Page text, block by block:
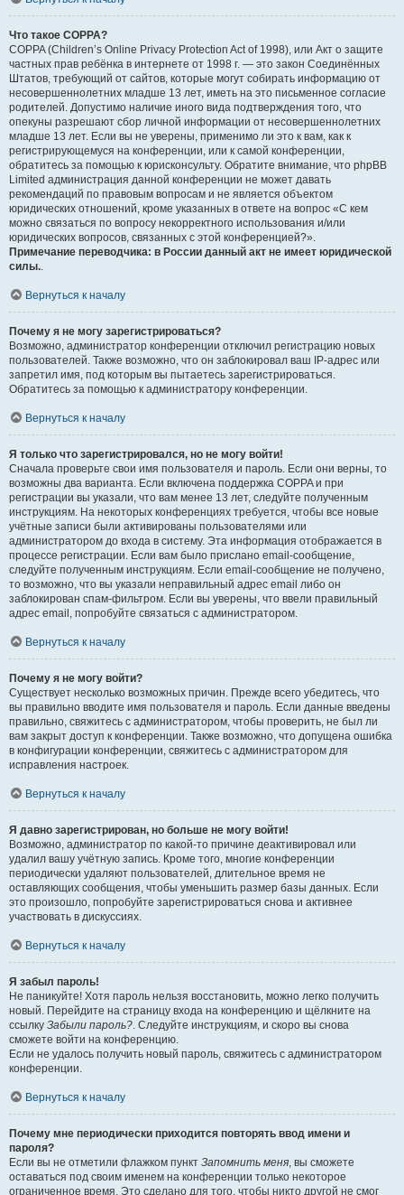
Что такое COPPA?
COPPA (Children’s Online Privacy Protection Act of 1998), или Акт о защите
частных прав ребёнка в интернете от 1998 г. — это закон Соединённых
Штатов, требующий от сайтов, которые могут собирать информацию от
несовершеннолетних младше 13 лет, иметь на это письменное согласие
родителей. Допустимо наличие иного вида подтверждения того, что
опекуны разрешают сбор личной информации от несовершеннолетних
младше 13 лет. Если вы не уверены, применимо ли это к вам, как к
регистрирующемуся на конференции, или к самой конференции,
обратитесь за помощью к юрисконсульту. Обратите внимание, что phpBB
Limited администрация данной конференции не может давать
рекомендаций по правовым вопросам и не является объектом
юридических отношений, кроме указанных в ответе на вопрос «С кем
можно связаться по вопросу некорректного использования и/или
юридических вопросов, связанных с этой конференцией?».
Примечание переводчика: в России данный акт не имеет юридической
силы..
Вернуться к началу
Почему я не могу зарегистрироваться?
Возможно, администратор конференции отключил регистрацию новых
пользователей. Также возможно, что он заблокировал ваш IP-адрес или
запретил имя, под которым вы пытаетесь зарегистрироваться.
Обратитесь за помощью к администратору конференции.
Вернуться к началу
Я только что зарегистрировался, но не могу войти!
Сначала проверьте свои имя пользователя и пароль. Если они верны, то
возможны два варианта. Если включена поддержка COPPA и при
регистрации вы указали, что вам менее 13 лет, следуйте полученным
инструкциям. На некоторых конференциях требуется, чтобы все новые
учётные записи были активированы пользователями или
администратором до входа в систему. Эта информация отображается в
процессе регистрации. Если вам было прислано email-сообщение,
следуйте полученным инструкциям. Если email-сообщение не получено,
то возможно, что вы указали неправильный адрес email либо он
заблокирован спам-фильтром. Если вы уверены, что ввели правильный
адрес email, попробуйте связаться с администратором.
Вернуться к началу
Почему я не могу войти?
Существует несколько возможных причин. Прежде всего убедитесь, что
вы правильно вводите имя пользователя и пароль. Если данные введены
правильно, свяжитесь с администратором, чтобы проверить, не был ли
вам закрыт доступ к конференции. Также возможно, что допущена ошибка
в конфигурации конференции, свяжитесь с администратором для
исправления настроек.
Вернуться к началу
Я давно зарегистрирован, но больше не могу войти!
Возможно, администратор по какой-то причине деактивировал или
удалил вашу учётную запись. Кроме того, многие конференции
периодически удаляют пользователей, длительное время не
оставляющих сообщения, чтобы уменьшить размер базы данных. Если
это произошло, попробуйте зарегистрироваться снова и активнее
участвовать в дискуссиях.
Вернуться к началу
Я забыл пароль!
Не паникуйте! Хотя пароль нельзя восстановить, можно легко получить
новый. Перейдите на страницу входа на конференцию и щёлкните на
ссылку Забыли пароль?. Следуйте инструкциям, и скоро вы снова
сможете войти на конференцию.
Если не удалось получить новый пароль, свяжитесь с администратором
конференции.
Вернуться к началу
Почему мне периодически приходится повторять ввод имени и
пароля?
Если вы не отметили флажком пункт Запомнить меня, вы сможете
оставаться под своим именем на конференции только некоторое
ограниченное время. Это сделано для того, чтобы никто другой не смог